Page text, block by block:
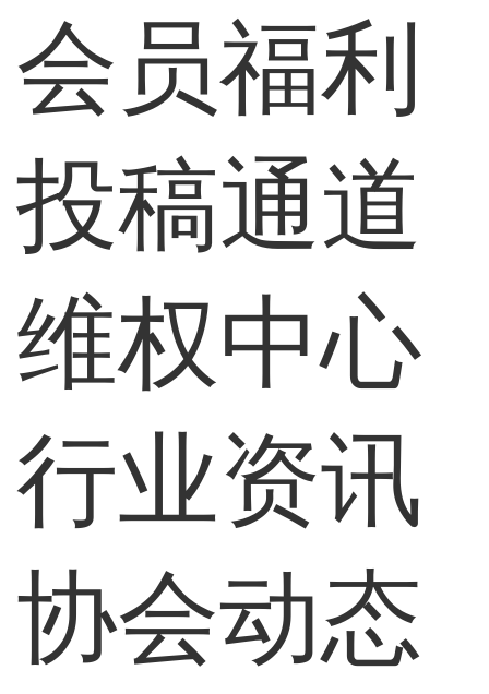
会员福利
投稿通道
维权中心
行业资讯
协会动态